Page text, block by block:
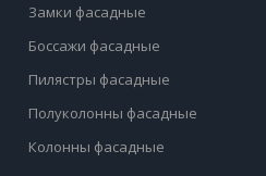
Замки фасадные
Боссажи фасадные
Пилястры фасадные
Полуколонны фасадные
Колонны фасадные